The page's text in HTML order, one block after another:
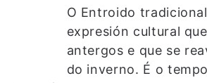
O Entroido
expresión cultural
antergos e que se
do inverno. É o